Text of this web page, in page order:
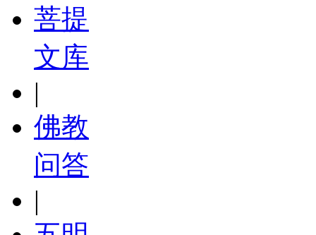
菩提
文库
|
佛教
问答
|